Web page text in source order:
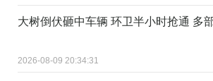
大树倒伏砸中车辆 环卫半小时抢通 多
2026-08-09 20:34:31